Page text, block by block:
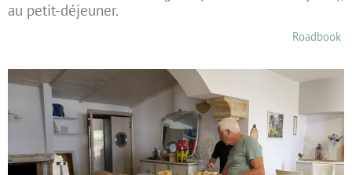
au petit-déjeuner.
Roadbook